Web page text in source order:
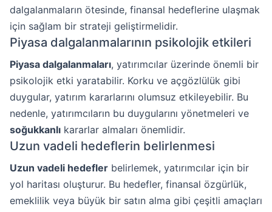
dalgalanmaların ötesinde, finansal hedeflerine ulaşmak
için sağlam bir strateji geliştirmelidir.
Piyasa dalgalanmalarının psikolojik etkileri
Piyasa dalgalanmaları, yatırımcılar üzerinde önemli bir
psikolojik etki yaratabilir. Korku ve açgözlülük gibi
duygular, yatırım kararlarını olumsuz etkileyebilir. Bu
nedenle, yatırımcıların bu duygularını yönetmeleri ve
soğukkanlı kararlar almaları önemlidir.
Uzun vadeli hedeflerin belirlenmesi
Uzun vadeli hedefler belirlemek, yatırımcılar için bir
yol haritası oluşturur. Bu hedefler, finansal özgürlük,
emeklilik veya büyük bir satın alma gibi çeşitli amaçları